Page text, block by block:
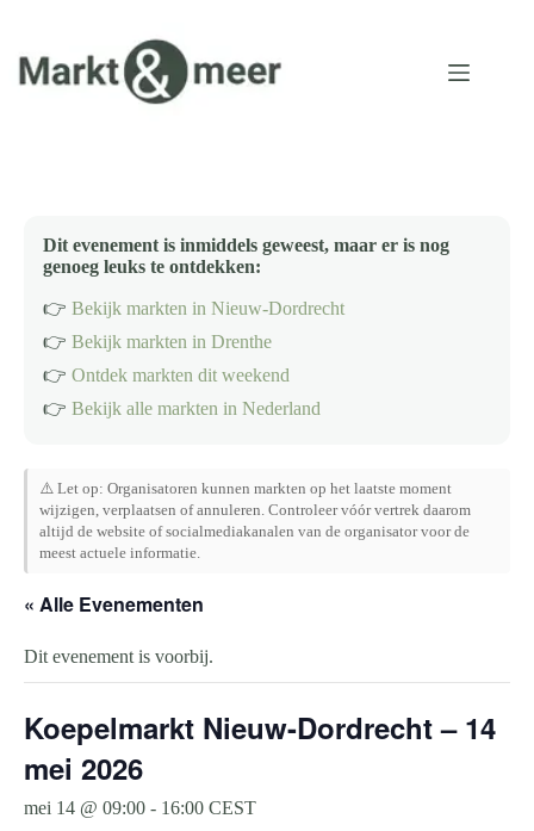
inhoud
Dit evenement is inmiddels geweest, maar er is nog
genoeg leuks te ontdekken:
👉 Bekijk markten in Nieuw-Dordrecht
👉 Bekijk markten in Drenthe
👉 Ontdek markten dit weekend
👉 Bekijk alle markten in Nederland
⚠️ Let op: Organisatoren kunnen markten op het laatste moment
wijzigen, verplaatsen of annuleren. Controleer vóór vertrek daarom
altijd de website of socialmediakanalen van de organisator voor de
meest actuele informatie.
« Alle Evenementen
Dit evenement is voorbij.
Koepelmarkt Nieuw-Dordrecht – 14
mei 2026
mei 14 @ 09:00 - 16:00 CEST